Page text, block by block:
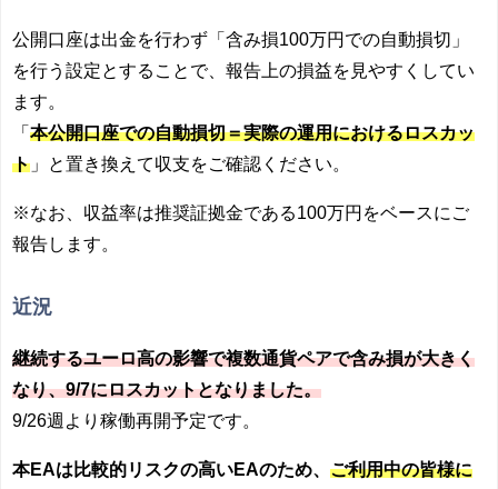
公開口座は出金を行わず「含み損100万円での自動損切」
を行う設定とすることで、報告上の損益を見やすくしてい
ます。
「 本公開口座での自動損切＝実際の運用におけるロスカッ
ト 」と置き換えて収支をご確認ください。
※なお、収益率は推奨証拠金である100万円をベースにご
報告します。
近況
継続するユーロ高の影響で複数通貨ペアで含み損が大きく
なり、9/7にロスカットとなりました。
9/26週より稼働再開予定です。
本EAは比較的リスクの高いEAのため、 ご利用中の皆様に